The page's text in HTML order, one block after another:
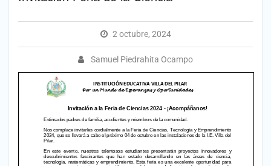
2 octubre, 2024
Samuel Piedrahita Ocampo